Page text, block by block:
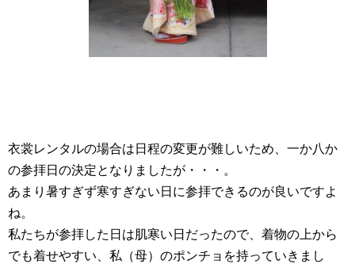
衣裳レンタルの場合は日程の変更が難しいため、一か八か
の参拝日の決定となりましたが・・・。
あまり暑すぎず寒すぎない日に参拝できるのが良いですよ
ね。
私たちが参拝した日は肌寒い日だったので、着物の上から
でも着せやすい、私（母）のポンチョを持っていきまし